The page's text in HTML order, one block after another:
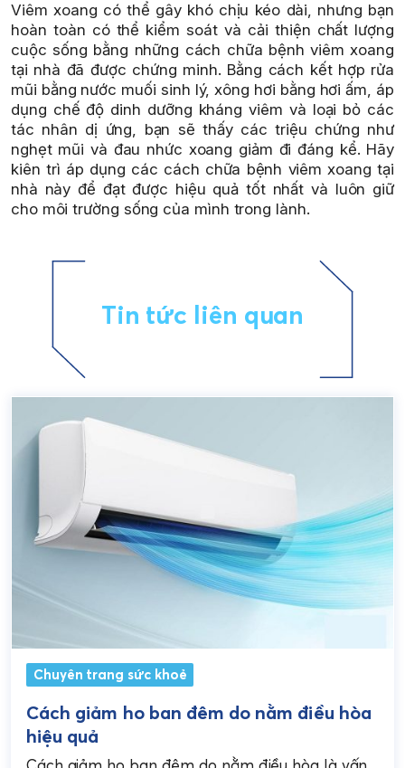
Viêm xoang có thể gây khó chịu kéo dài, nhưng bạn
hoàn toàn có thể kiểm soát và cải thiện chất lượng
cuộc sống bằng những cách chữa bệnh viêm xoang
tại nhà đã được chứng minh. Bằng cách kết hợp rửa
mũi bằng nước muối sinh lý, xông hơi bằng hơi ấm, áp
dụng chế độ dinh dưỡng kháng viêm và loại bỏ các
tác nhân dị ứng, bạn sẽ thấy các triệu chứng như
nghẹt mũi và đau nhức xoang giảm đi đáng kể. Hãy
kiên trì áp dụng các cách chữa bệnh viêm xoang tại
nhà này để đạt được hiệu quả tốt nhất và luôn giữ
cho môi trường sống của mình trong lành.
Tin tức liên quan
Chuyên trang sức khoẻ
Cách giảm ho ban đêm do nằm điều hòa
hiệu quả